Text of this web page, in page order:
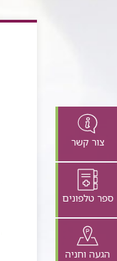
צור קשר
ספר טלפונים
הגעה וחניה